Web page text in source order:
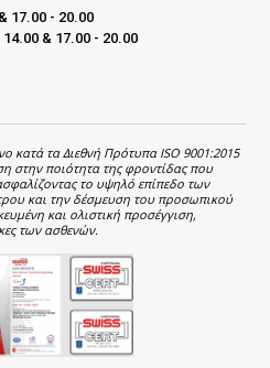
17.00 - 20.00
14.00 & 17.00 - 20.00
κατά τα Διεθνή Πρότυπα ISO 9001:2015
στην ποιότητα της φροντίδας που
το υψηλό επίπεδο των
και την δέσμευση του προσωπικού
και ολιστική προσέγγιση,
των ασθενών.